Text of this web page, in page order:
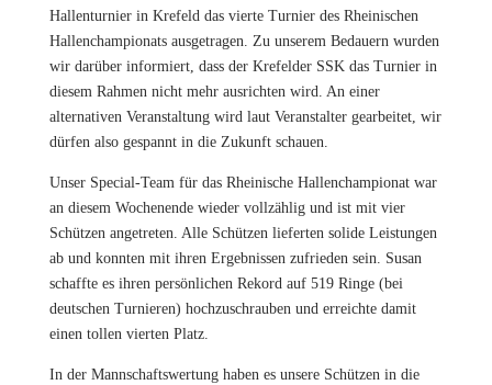
Hallenturnier in Krefeld das vierte Turnier des Rheinischen
Hallenchampionats ausgetragen. Zu unserem Bedauern wurden
wir darüber informiert, dass der Krefelder SSK das Turnier in
diesem Rahmen nicht mehr ausrichten wird. An einer
alternativen Veranstaltung wird laut Veranstalter gearbeitet, wir
dürfen also gespannt in die Zukunft schauen.
Unser Special-Team für das Rheinische Hallenchampionat war
an diesem Wochenende wieder vollzählig und ist mit vier
Schützen angetreten. Alle Schützen lieferten solide Leistungen
ab und konnten mit ihren Ergebnissen zufrieden sein. Susan
schaffte es ihren persönlichen Rekord auf 519 Ringe (bei
deutschen Turnieren) hochzuschrauben und erreichte damit
einen tollen vierten Platz.
In der Mannschaftswertung haben es unsere Schützen in die